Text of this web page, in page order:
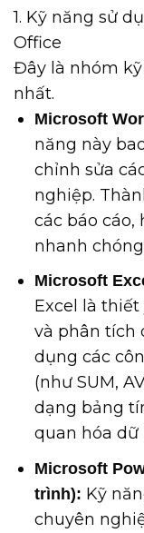
1. Kỹ năng sử
Office
Đây là nhóm
nhất.
Microsoft
năng này
chỉnh sửa
nghiệp.
các báo
nhanh
Microsoft
Excel là
và phân tích
dụng các
(như SUM,
dạng bảng
quan hóa dữ
Microsoft
trình): Kỹ
chuyên